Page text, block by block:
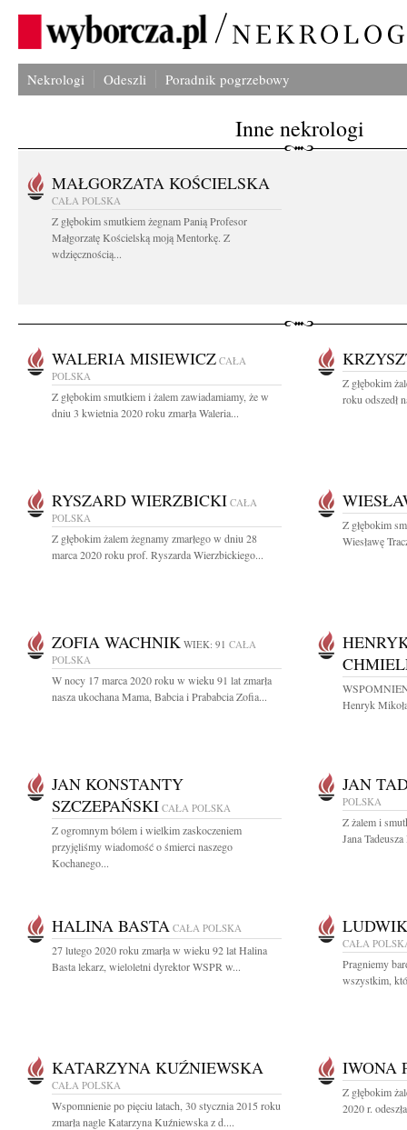
Nekrologi Odeszli Poradnik pogrzebowy
Inne nekrologi
MAŁGORZATA KOŚCIELSKA
CAŁA POLSKA
Z głębokim smutkiem żegnam Panią Profesor
Małgorzatę Kościelską moją Mentorkę. Z
wdzięcznością...
WALERIA MISIEWICZ CAŁA
POLSKA
Z głębokim smutkiem i żalem zawiadamiamy, że w
dniu 3 kwietnia 2020 roku zmarła Waleria...
Z głębokim
roku odszedł
RYSZARD WIERZBICKI CAŁA
POLSKA
Z głębokim żalem żegnamy zmarłego w dniu 28
marca 2020 roku prof. Ryszarda Wierzbickiego...
Z głębokim
Wiesławę
ZOFIA WACHNIK WIEK: 91 CAŁA
POLSKA
W nocy 17 marca 2020 roku w wieku 91 lat zmarła
nasza ukochana Mama, Babcia i Prababcia Zofia...
Henryk
JAN KONSTANTY
SZCZEPAŃSKI CAŁA POLSKA
Z ogromnym bólem i wielkim zaskoczeniem
przyjęliśmy wiadomość o śmierci naszego
Kochanego...
JAN
POLSKA
Z żalem i
Jana
HALINA BASTA CAŁA POLSKA
27 lutego 2020 roku zmarła w wieku 92 lat Halina
Basta lekarz, wieloletni dyrektor WSPR w...
CAŁA
Pragniemy
wszystkim,
KATARZYNA KUŹNIEWSKA
CAŁA POLSKA
Wspomnienie po pięciu latach, 30 stycznia 2015 roku
zmarła nagle Katarzyna Kuźniewska z d....
IWONA
Z głębokim
2020 r.